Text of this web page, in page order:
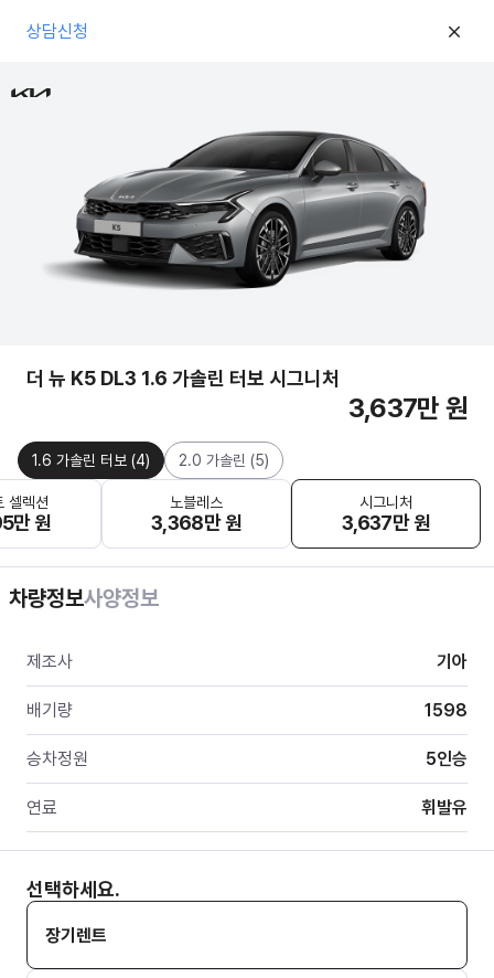
상담신청
더 뉴 K5 DL3 1.6 가솔린 터보 시그니처
3,637만 원
1.6 가솔린 터보 (4) 2.0 가솔린 (5)
셀렉션
만 원
노블레스
3,368만 원
시그니처
3,637만 원
차량정보사양정보
제조사 기아
배기량 1598
승차정원 5인승
연료 휘발유
선택하세요.
장기렌트